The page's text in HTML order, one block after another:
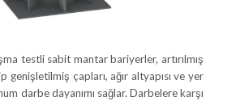
testli sabit mantar bariyerler, artırılmış
genişletilmiş çapları, ağır altyapısı ve yer
darbe dayanımı sağlar. Darbelere karşı